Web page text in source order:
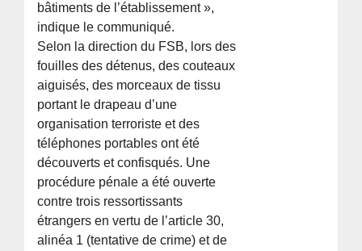
bâtiments de l’établissement »,
indique le communiqué.
Selon la direction du FSB, lors des
fouilles des détenus, des couteaux
aiguisés, des morceaux de tissu
portant le drapeau d’une
organisation terroriste et des
téléphones portables ont été
découverts et confisqués. Une
procédure pénale a été ouverte
contre trois ressortissants
étrangers en vertu de l’article 30,
alinéa 1 (tentative de crime) et de